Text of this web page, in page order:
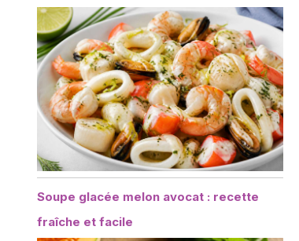
Soupe glacée melon avocat : recette
fraîche et facile